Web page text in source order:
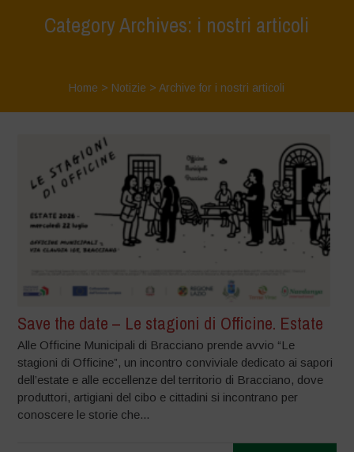
Category Archives: i nostri articoli
Home > Notizie >Archive for i nostri articoli
Save the date – Le stagioni di Officine. Estate
Alle Officine Municipali di Bracciano prende avvio “Le
stagioni di Officine”, un incontro conviviale dedicato ai sapori
dell’estate e alle eccellenze del territorio di Bracciano, dove
produttori, artigiani del cibo e cittadini si incontrano per
conoscere le storie che...